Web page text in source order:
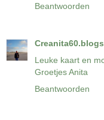
Beantwoorden
Leuke kaart en
Groetjes Anita
Beantwoorden